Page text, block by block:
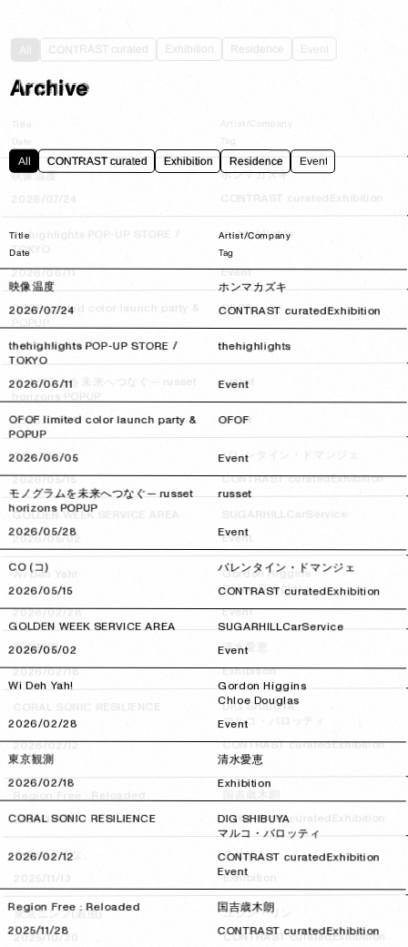
Archive
All CONTRAST curated Exhibition Residence Event
Title Artist/Company
Date Tag
映像温度 ホンマカズキ
2026/07/24
2026/07/24 CONTRAST curatedExhibition
thehighlights POP-UP STORE /
TOKYO
thehighlights
2026/06/11
2026/06/11 Event
OFOF limited color launch party &
POPUP
OFOF
2026/06/05
2026/06/05 Event
モノグラムを未来へつなぐ— russet
horizons POPUP
russet
2026/05/28
2026/05/28 Event
CO (コ) バレンタイン・ドマンジェ
2026/05/15
2026/05/15 CONTRAST curatedExhibition
GOLDEN WEEK SERVICE AREA SUGARHILLCarService
2026/05/02
2026/05/02 Event
Wi Deh Yah! Gordon Higgins
Chloe Douglas
2026/02/28
2026/02/28 Event
東京観測 清水愛恵
2026/02/18
2026/02/18 Exhibition
CORAL SONIC RESILIENCE DIG SHIBUYA
マルコ・バロッティ
2026/02/12
2026/02/12 CONTRAST curatedExhibition
Event
Region Free : Reloaded 国吉歳木朗
2025/11/28
2025/11/28 CONTRAST curatedExhibition
All CONTRAST curated Exhibition Residence Event
Title Artist/Company
Date Tag
映像温度 ホンマカズキ
2026/07/24
2026/07/24 CONTRAST curated
thehighlights POP-UP STORE /
TOKYO
thehighlights
2026/06/11
2026/06/11 Event
OFOF limited color launch party &
POPUP
OFOF
2026/06/05
2026/06/05 Event
モノグラムを未来へつなぐ— russet
horizons POPUP
russet
2026/05/28
2026/05/28 Event
CO (コ) バレンタイン・ドマンジェ
2026/05/15
2026/05/15 CONTRAST curatedExhibition
GOLDEN WEEK SERVICE AREA
2026/05/02
2026/05/02 Event
Wi Deh Yah! Gordon Higgins
Chloe Douglas
2026/02/28
2026/02/28 Event
東京観測 清水愛恵
2026/02/18
2026/02/18 Exhibition
DIG SHIBUYA
マルコ・バロッティ
2026/02/12
2026/02/12 CONTRAST curatedExhibition
Event
2025/11/28
2025/11/28 CONTRAST curated Exhibition
少女のような、 さめほし
2025/11/13
2025/11/13 Exhibition
東京ニンフ(若虫) ユジン・リン
2025/10/30
2025/10/30 CONTRAST curatedExhibition